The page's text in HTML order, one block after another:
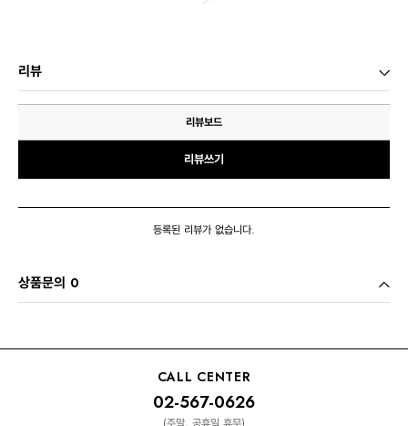
리뷰
리뷰보드
리뷰쓰기
등록된 리뷰가 없습니다.
상품문의 0
CALL CENTER
02-567-0626